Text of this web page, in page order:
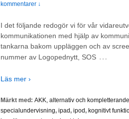
kommentarer ↓
I det följande redogör vi för vår
kommunikationen med hjälp av
tankarna bakom uppläggen och av
nummer av Logopednytt, SOS …
Läs mer ›
Märkt med: AKK, alternativ och
specialundervisning, ipad, ipod, kognitivt